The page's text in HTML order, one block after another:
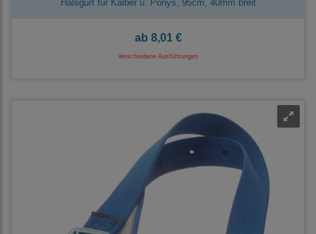
Halsgurt für Kälber u. Ponys, 95cm, 40mm breit
ab 8,01 €
Verschiedene Ausführungen